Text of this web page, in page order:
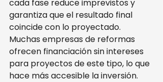
cada fase reduce imprevistos y
garantiza que el resultado final
coincide con lo proyectado.
Muchas empresas de reformas
ofrecen financiación sin intereses
para proyectos de este tipo, lo que
hace más accesible la inversión.